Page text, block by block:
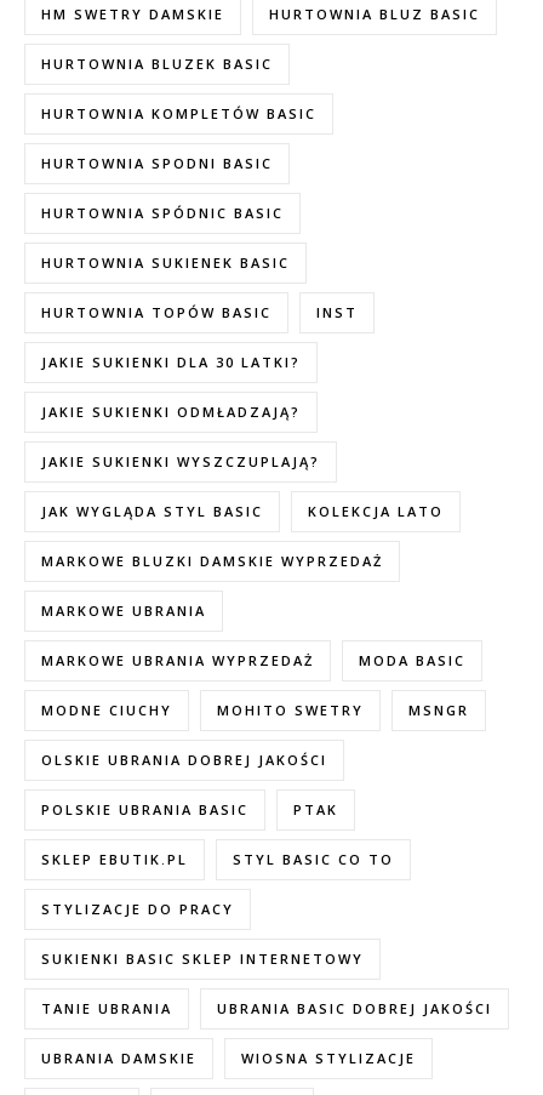
HM SWETRY DAMSKIE HURTOWNIA BLUZ BASIC
HURTOWNIA BLUZEK BASIC
HURTOWNIA KOMPLETÓW BASIC
HURTOWNIA SPODNI BASIC
HURTOWNIA SPÓDNIC BASIC
HURTOWNIA SUKIENEK BASIC
HURTOWNIA TOPÓW BASIC INST
JAKIE SUKIENKI DLA 30 LATKI?
JAKIE SUKIENKI ODMŁADZAJĄ?
JAKIE SUKIENKI WYSZCZUPLAJĄ?
JAK WYGLĄDA STYL BASIC KOLEKCJA LATO
MARKOWE BLUZKI DAMSKIE WYPRZEDAŻ
MARKOWE UBRANIA
MARKOWE UBRANIA WYPRZEDAŻ MODA BASIC
MODNE CIUCHY MOHITO SWETRY MSNGR
OLSKIE UBRANIA DOBREJ JAKOŚCI
POLSKIE UBRANIA BASIC PTAK
SKLEP EBUTIK.PL STYL BASIC CO TO
STYLIZACJE DO PRACY
SUKIENKI BASIC SKLEP INTERNETOWY
TANIE UBRANIA UBRANIA BASIC DOBREJ JAKOŚCI
UBRANIA DAMSKIE WIOSNA STYLIZACJE